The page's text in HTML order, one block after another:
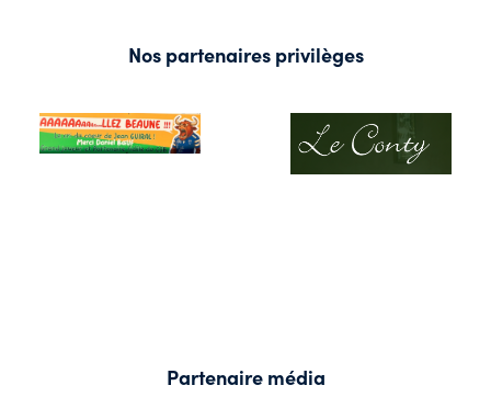
Nos partenaires privilèges
Partenaire média